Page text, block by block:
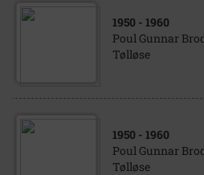
1950 - 1960
Poul Gunnar
Tølløse
1950 - 1960
Poul Gunnar
Tølløse